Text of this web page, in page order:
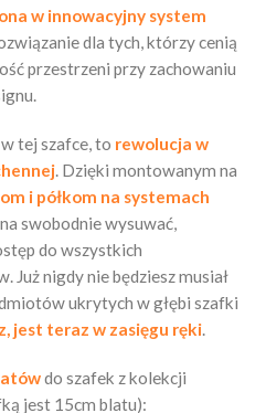
w innowacyjny system
dla tych, którzy cenią
przestrzeni przy zachowaniu
tej szafce, to rewolucja w
. Dzięki montowanym na
i półkom na systemach
swobodnie wysuwać,
do wszystkich
Już nigdy nie będziesz musiał
ukrytych w głębi szafki
jest teraz w zasięgu ręki
do szafek z kolekcji
jest 15cm blatu):